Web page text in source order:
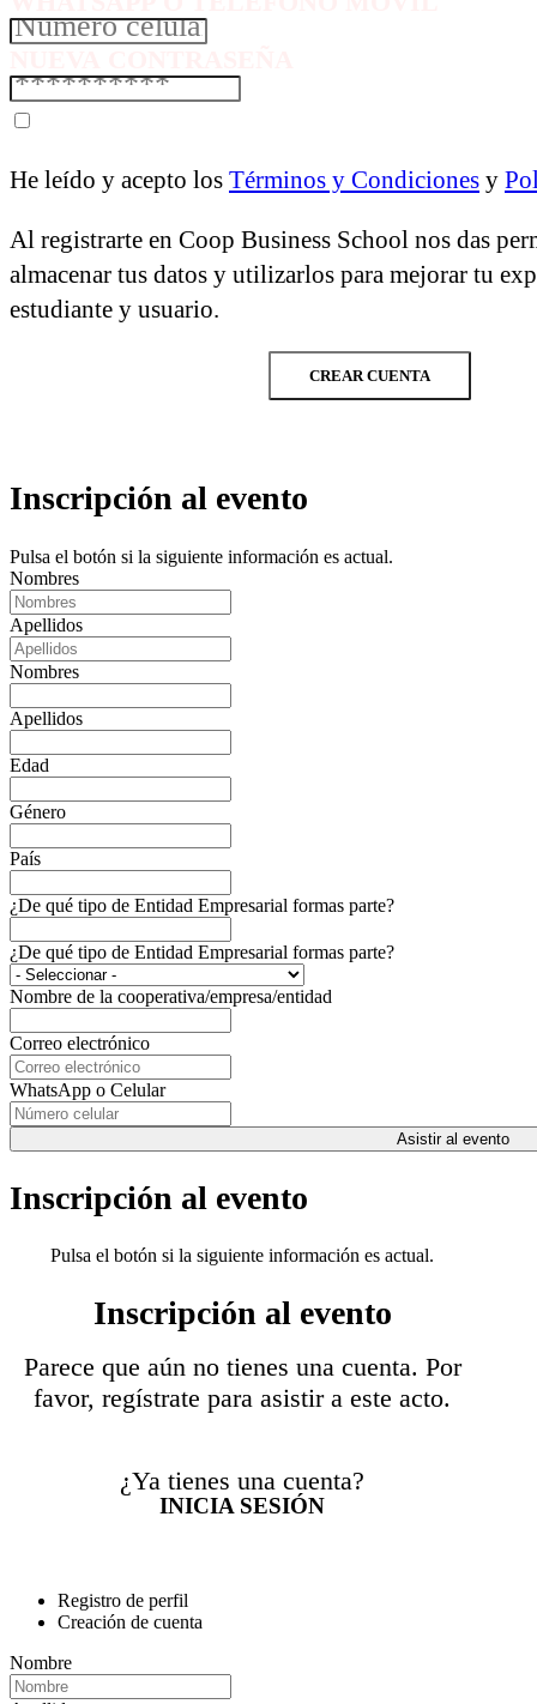
He leído y acepto los Términos y Condiciones y
Al registrarte en Coop Business School nos das
almacenar tus datos y utilizarlos para mejorar tu
estudiante y usuario.
CREAR CUENTA
Inscripción al evento
Pulsa el botón si la siguiente información es actual.
Nombres
Apellidos
Nombres
Apellidos
Edad
Género
País
¿De qué tipo de Entidad Empresarial formas parte?
¿De qué tipo de Entidad Empresarial formas parte?
Nombre de la cooperativa/empresa/entidad
Correo electrónico
WhatsApp o Celular
Asistir al evento
Inscripción al evento
Pulsa el botón si la siguiente información es actual.
Inscripción al evento
Parece que aún no tienes una cuenta. Por
favor, regístrate para asistir a este acto.
¿Ya tienes una cuenta?
INICIA SESIÓN
Registro de perfil
Creación de cuenta
Nombre